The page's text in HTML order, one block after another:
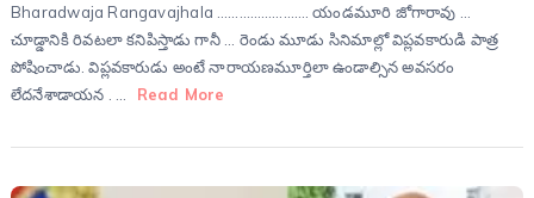
Bharadwaja Rangavajhala ……………………. యండమూరి జోగారావు …
చూడ్డానికి రివటలా కనిపిస్తాడు గానీ … రెండు మూడు సినిమాల్లో విప్లవకారుడి పాత్ర
పోషించాడు. విప్లవకారుడు అంటే నారాయణమూర్తిలా ఉండాల్సిన అవసరం
లేదనేశాడాయన . …
Read More